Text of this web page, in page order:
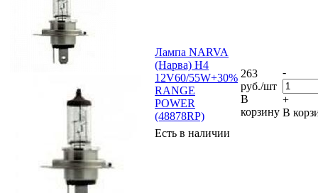
Лампа NARVA
(Нарва) H4
12V60/55W+30%
RANGE
POWER
(48878RP)
Есть в наличии
263
руб./шт
В
корзину
-
+
В